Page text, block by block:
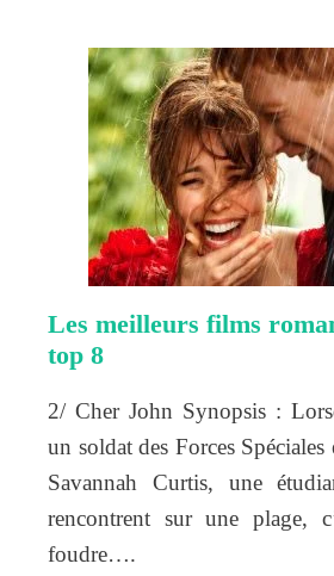
Les meilleurs films
top 8
2/ Cher John Synopsis :
un soldat des Forces
Savannah Curtis, une
rencontrent sur une plage,
foudre….